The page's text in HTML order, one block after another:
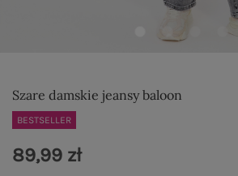
Szare damskie jeansy baloon
BESTSELLER
89,99 zł